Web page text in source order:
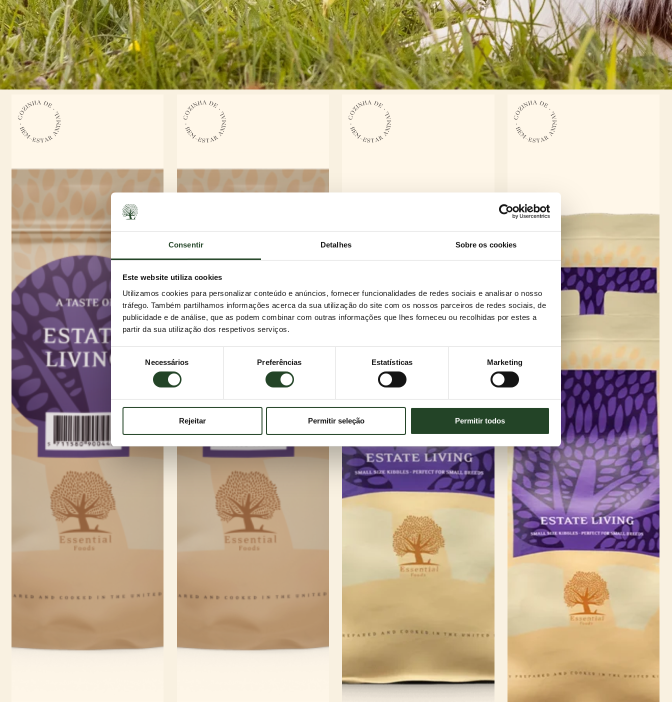
Consentir Detalhes Sobre os cookies
Este website utiliza cookies
Utilizamos cookies para personalizar conteúdo e anúncios, fornecer funcionalidades de redes sociais e analisar o nosso
tráfego. Também partilhamos informações acerca da sua utilização do site com os nossos parceiros de redes sociais, de
publicidade e de análise, que as podem combinar com outras informações que lhes forneceu ou recolhidas por estes a
partir da sua utilização dos respetivos serviços.
Seleção
de
consentimento
Necessários Preferências Estatísticas Marketing
Rejeitar Permitir seleção Permitir todos